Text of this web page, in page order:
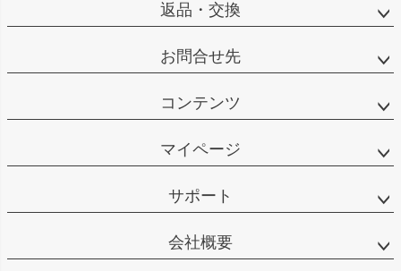
返品・交換
お問合せ先
コンテンツ
マイページ
サポート
会社概要